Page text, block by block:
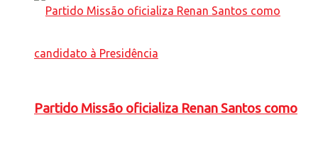
Partido Missão oficializa Renan Santos como